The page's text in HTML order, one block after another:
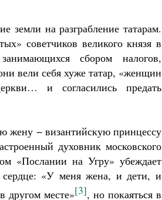
земли на разграбление татарам.
советчиков великого князя в
сбором налогов,
вели себя хуже татар, «женщин
и согласились предать
жену − византийскую принцессу
духовник московского
«Послании на Угру» убеждает
сердце: «У меня жена, и дети, и
другом месте»[3], но покаяться в